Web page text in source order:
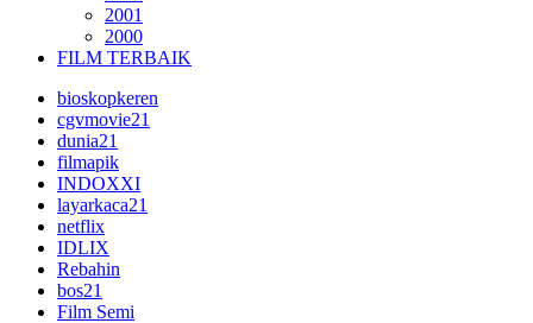
2001
2000
FILM TERBAIK
bioskopkeren
cgvmovie21
dunia21
filmapik
INDOXXI
layarkaca21
netflix
IDLIX
Rebahin
bos21
Film Semi